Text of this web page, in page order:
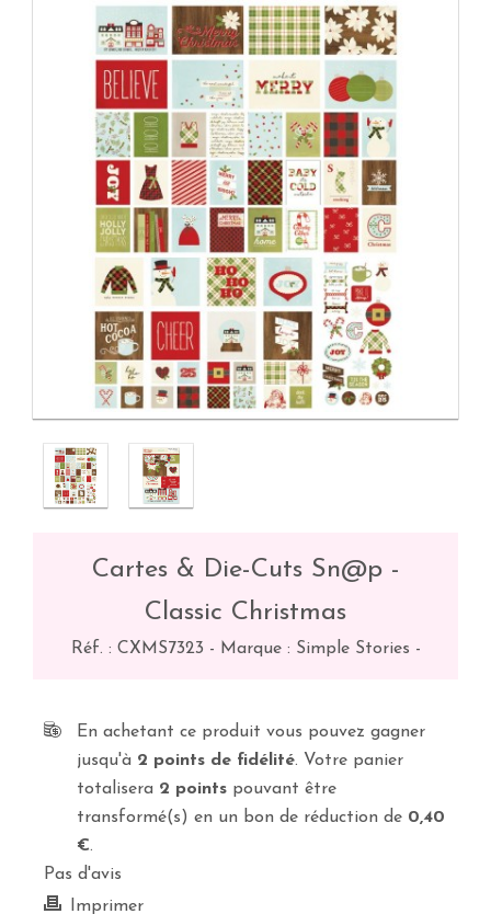
Cartes & Die-Cuts Sn@p -
Classic Christmas
Réf. : CXMS7323 - Marque : Simple Stories -
En achetant ce produit vous pouvez gagner
jusqu'à 2 points de fidélité. Votre panier
totalisera 2 points pouvant être
transformé(s) en un bon de réduction de 0,40
€.
Pas d'avis
Imprimer